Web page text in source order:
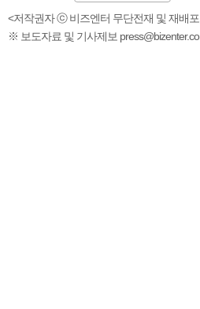
<저작권자 ⓒ 비즈엔터 무단전재 및 재배
※ 보도자료 및 기사제보